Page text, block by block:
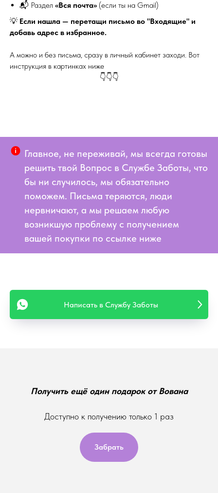
📬 Раздел «Вся почта» (если ты на Gmail)
💡 Если нашла — перетащи письмо во "Входящие" и
добавь адрес в избранное.
А можно и без письма, сразу в личный кабинет заходи. Вот
инструкция в картинках ниже
👇👇👇
Главное, не переживай, мы всегда готовы
решить твой Вопрос в Службе Заботы, что
бы ни случилось, мы обязательно
поможем. Письма теряются, люди
нервничают, а мы решаем любую
возникшую проблему с получением
вашей покупки по ссылке ниже
Написать в Службу Заботы
Получить ещё один подарок от Вована
Доступно к получению только 1 раз
Забрать